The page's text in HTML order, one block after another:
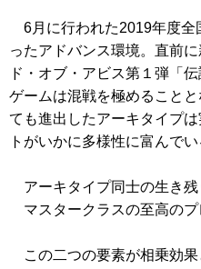
6月に行われた2019年度全
ったアドバンス環境。直前
ド・オブ・アビス第１弾「
ゲームは混戦を極めること
ても進出したアーキタイプ
トがいかに多様性に富んで
アーキタイプ同士の生き残
マスタークラスの至高のプ
この二つの要素が相乗効果